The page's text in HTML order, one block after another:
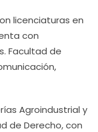
licenciaturas en
con
Facultad de
Agroindustrial y
de Derecho, con